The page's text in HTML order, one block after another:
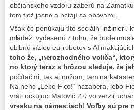
občianskeho vzdoru zaberú na
tom tiež jasno a netají sa obavami…
Však čo ponúkajú títo sociálni inžinieri,
mládež, vydesenú z toho, že bude
oblbnú víziou eu-robotov s AI
toho že, „nerozhodného voliča“,
no ktorý teraz s hrôzou sleduje, že
počítačmi, tak aj nožom, tam na
Na neho „Lebo Fico!“ nazaberá, lebo
vráti očkujúci Matovič 2.0 vo verzii
vresku na námestiach! Voľby sú